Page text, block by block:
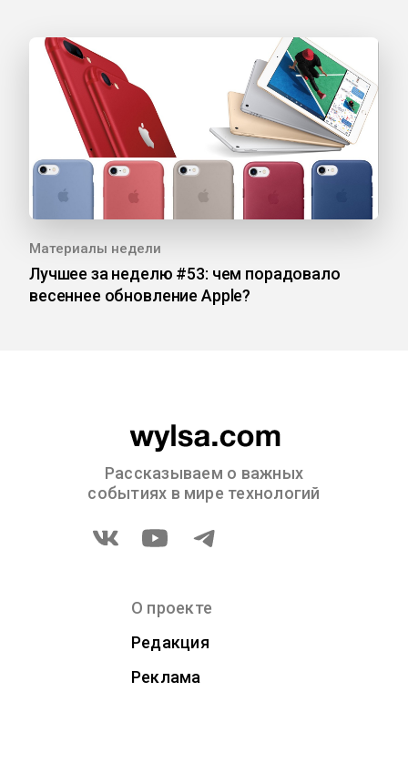
Материалы недели
Лучшее за неделю #53: чем порадовало
весеннее обновление Apple?
Рассказываем о важных
событиях в мире технологий
О проекте
Редакция
Реклама